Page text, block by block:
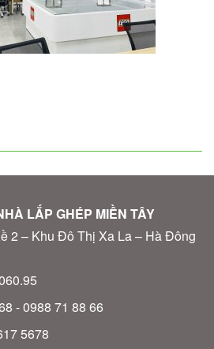
LẮP GHÉP MIỀN TÂY
2 – Khu Đô Thị Xa La – Hà Đông
- 0988 71 88 66
5678